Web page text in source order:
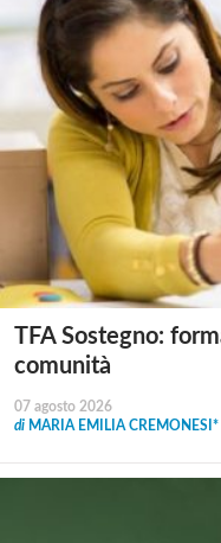
TFA Sostegno:
comunità
07 agosto 2026
di MARIA EMILIA CREMONESI*